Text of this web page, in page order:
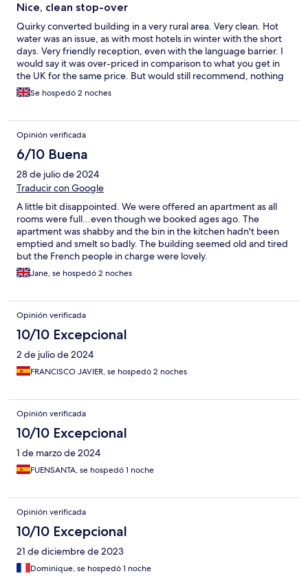
Nice, clean stop-over
Quirky converted building in a very rural area. Very clean. Hot
water was an issue, as with most hotels in winter with the short
days. Very friendly reception, even with the language barrier. I
would say it was over-priced in comparison to what you get in
the UK for the same price. But would still recommend, nothing
really bad to say about the place. Served it’s purpose for us, bed
and shower while touring.
Se hospedó 2 noches
Opinión verificada
6/10 Buena
28 de julio de 2024
Traducir con Google
A little bit disappointed. We were offered an apartment as all
rooms were full...even though we booked ages ago. The
apartment was shabby and the bin in the kitchen hadn't been
emptied and smelt so badly. The building seemed old and tired
but the French people in charge were lovely.
Jane, se hospedó 2 noches
Opinión verificada
10/10 Excepcional
2 de julio de 2024
FRANCISCO JAVIER, se hospedó 2 noches
Opinión verificada
10/10 Excepcional
1 de marzo de 2024
FUENSANTA, se hospedó 1 noche
Opinión verificada
10/10 Excepcional
21 de diciembre de 2023
Dominique, se hospedó 1 noche